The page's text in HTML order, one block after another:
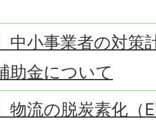
中小事業者の対
助金について
物流の脱炭素化